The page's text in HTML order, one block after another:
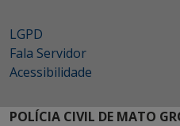
LGPD
Fala Servidor
Acessibilidade
POLÍCIA CIVIL DE MATO